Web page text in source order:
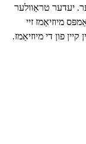
יעדער טראַוולער
מיוזיאַמז זיי
פון די מיוזיאַמז.